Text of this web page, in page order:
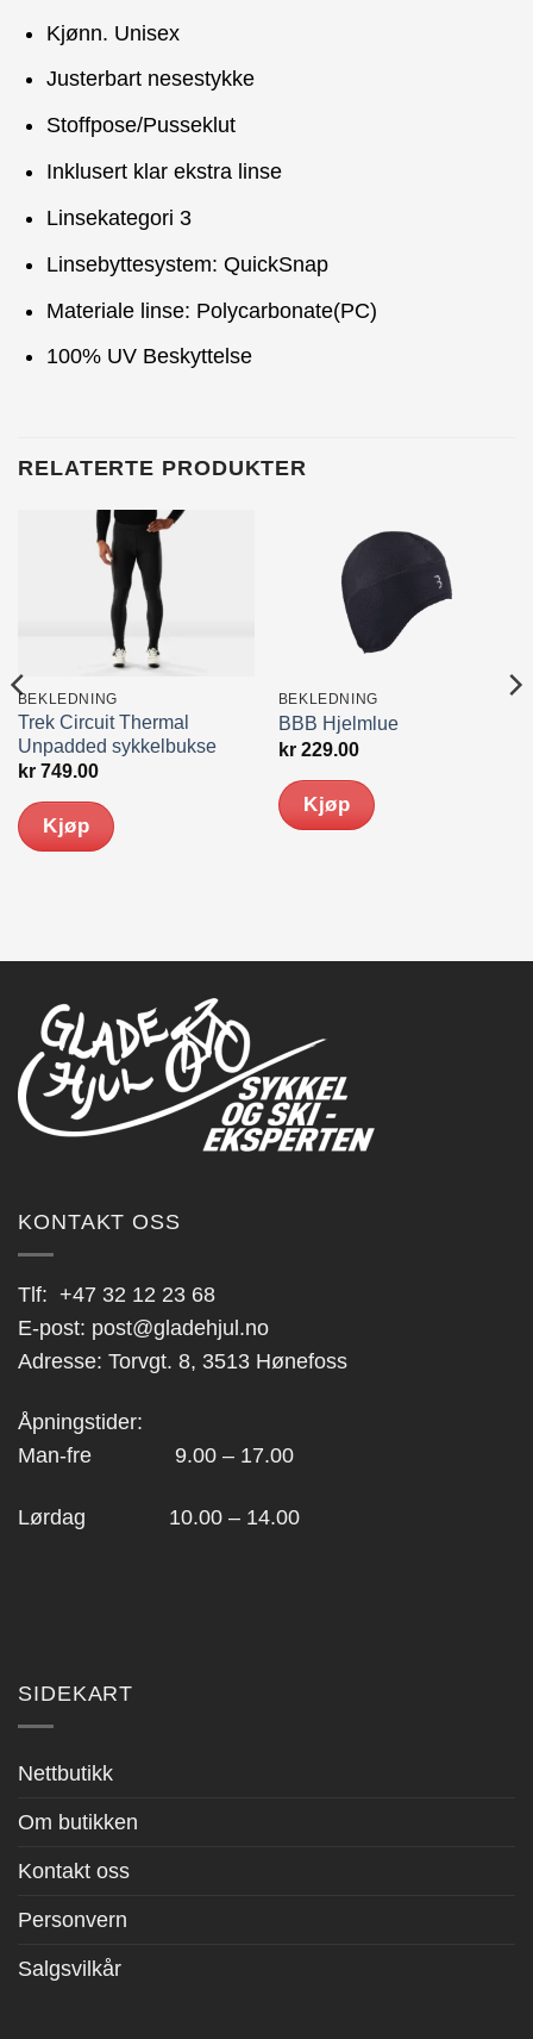
Kjønn. Unisex
Justerbart nesestykke
Stoffpose/Pusseklut
Inklusert klar ekstra linse
Linsekategori 3
Linsebyttesystem: QuickSnap
Materiale linse: Polycarbonate(PC)
100% UV Beskyttelse
RELATERTE PRODUKTER
BEKLEDNING
Trek Circuit Thermal
Unpadded sykkelbukse
kr749.00
Kjøp
Alternativene
kan
velges
på
produktsiden
BEKLEDNING
BBB Hjelmlue
kr229.00
Kjøp
KONTAKT OSS
Tlf: +47 32 12 23 68
E-post: post@gladehjul.no
Adresse: Torvgt. 8, 3513 Hønefoss
Åpningstider:
Man-fre 9.00 – 17.00
Lørdag 10.00 – 14.00
SIDEKART
Nettbutikk
Om butikken
Kontakt oss
Personvern
Salgsvilkår